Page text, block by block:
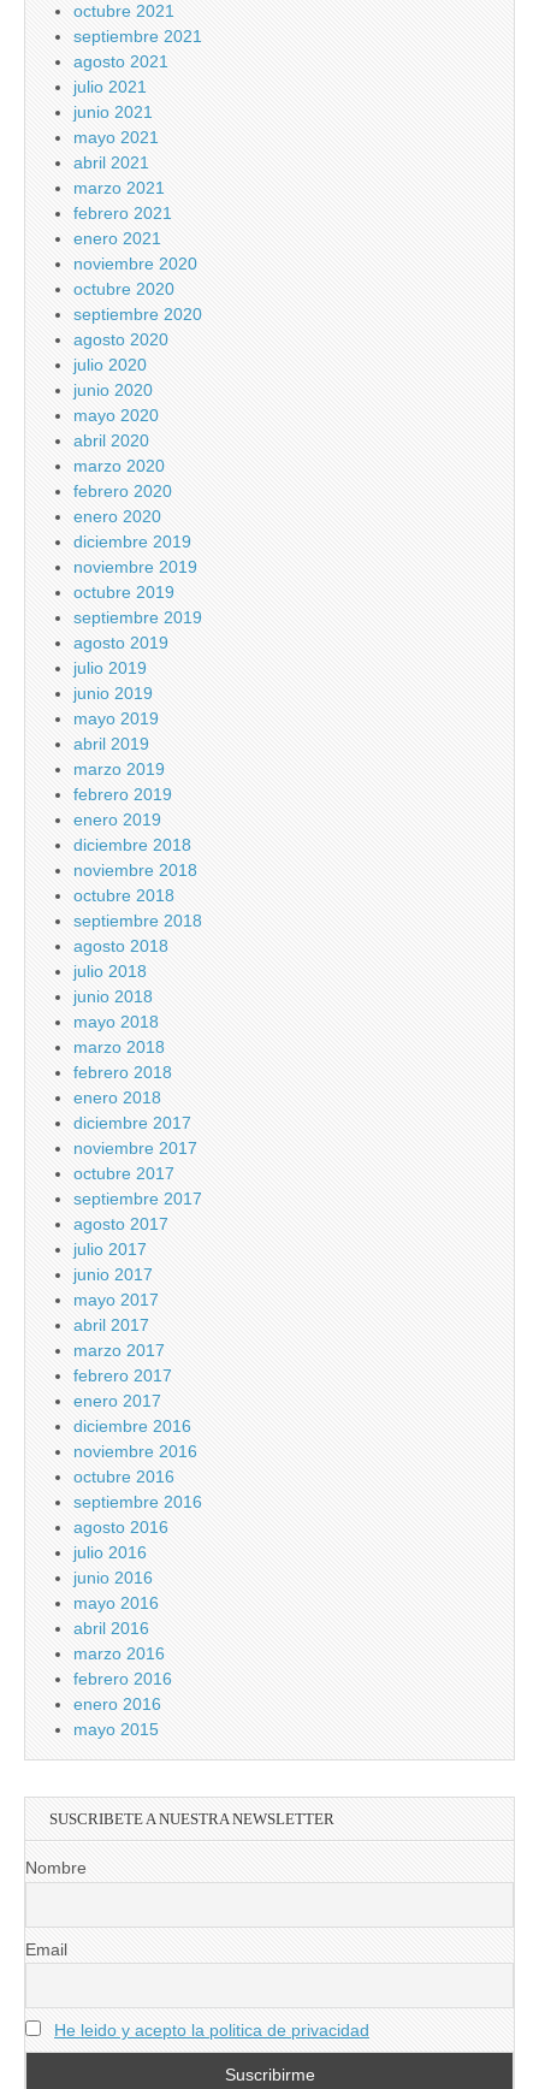
octubre 2021
septiembre 2021
agosto 2021
julio 2021
junio 2021
mayo 2021
abril 2021
marzo 2021
febrero 2021
enero 2021
noviembre 2020
octubre 2020
septiembre 2020
agosto 2020
julio 2020
junio 2020
mayo 2020
abril 2020
marzo 2020
febrero 2020
enero 2020
diciembre 2019
noviembre 2019
octubre 2019
septiembre 2019
agosto 2019
julio 2019
junio 2019
mayo 2019
abril 2019
marzo 2019
febrero 2019
enero 2019
diciembre 2018
noviembre 2018
octubre 2018
septiembre 2018
agosto 2018
julio 2018
junio 2018
mayo 2018
marzo 2018
febrero 2018
enero 2018
diciembre 2017
noviembre 2017
octubre 2017
septiembre 2017
agosto 2017
julio 2017
junio 2017
mayo 2017
abril 2017
marzo 2017
febrero 2017
enero 2017
diciembre 2016
noviembre 2016
octubre 2016
septiembre 2016
agosto 2016
julio 2016
junio 2016
mayo 2016
abril 2016
marzo 2016
febrero 2016
enero 2016
mayo 2015
SUSCRIBETE A NUESTRA NEWSLETTER
Nombre
Email
He leido y acepto la politica de privacidad